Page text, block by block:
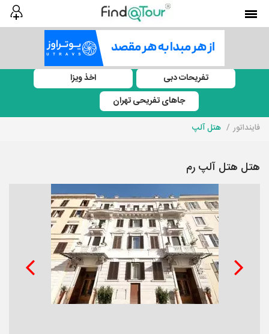
تفریحات دبی
اخذ ویزا
جاهای تفریحی تهران
فاینداتور هتل آلپ
هتل هتل آلپ رم